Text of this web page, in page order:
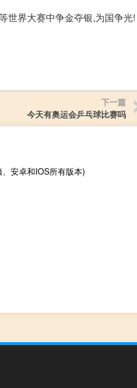
世界大赛中争金夺银,为国争光!
下一篇
今天有奥运会乒乓球比赛吗
安卓和IOS所有版本)